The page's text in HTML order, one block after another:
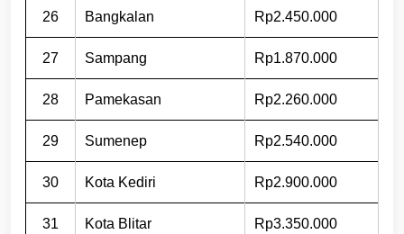
26 Bangkalan Rp2.450.000
27 Sampang Rp1.870.000
28 Pamekasan Rp2.260.000
29 Sumenep Rp2.540.000
30 Kota Kediri Rp2.900.000
31 Kota Blitar Rp3.350.000